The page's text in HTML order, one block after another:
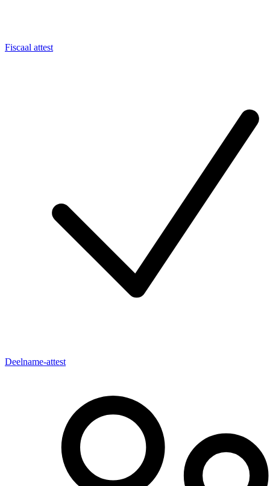
Fiscaal attest
Deelname-attest